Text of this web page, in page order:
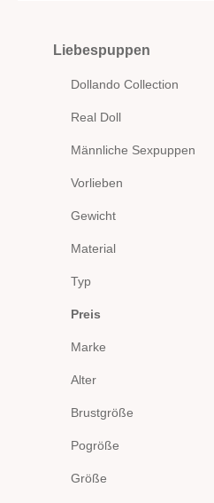
Liebespuppen
Dollando Collection
Real Doll
Männliche Sexpuppen
Vorlieben
Gewicht
Material
Typ
Preis
Marke
Alter
Brustgröße
Pogröße
Größe